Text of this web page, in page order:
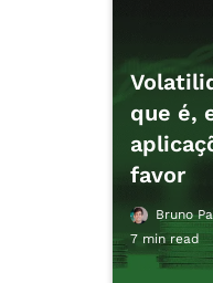
que é,
favor
Bruno
7 min read